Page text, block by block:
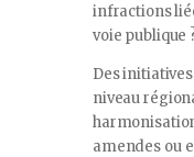
infractions
voie publique
Des
niveau
amendes ou